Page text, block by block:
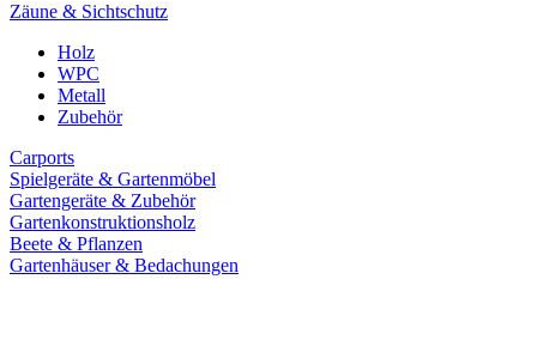
Zäune & Sichtschutz
Holz
WPC
Metall
Zubehör
Carports
Spielgeräte & Gartenmöbel
Gartengeräte & Zubehör
Gartenkonstruktionsholz
Beete & Pflanzen
Gartenhäuser & Bedachungen